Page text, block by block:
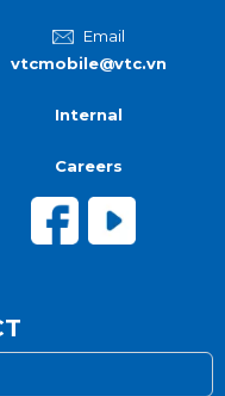
Email
vtcmobile@vtc.vn
Internal
Careers